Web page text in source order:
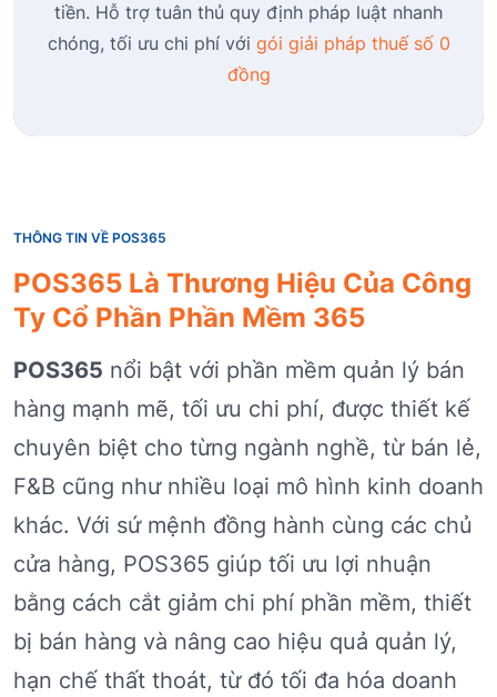
tiền. Hỗ trợ tuân thủ quy định pháp luật nhanh
chóng, tối ưu chi phí với gói giải pháp thuế số 0
đồng
THÔNG TIN VỀ POS365
POS365 Là Thương Hiệu Của Công
Ty Cổ Phần Phần Mềm 365
POS365 nổi bật với phần mềm quản lý bán
hàng mạnh mẽ, tối ưu chi phí, được thiết kế
chuyên biệt cho từng ngành nghề, từ bán lẻ,
F&B cũng như nhiều loại mô hình kinh doanh
khác. Với sứ mệnh đồng hành cùng các chủ
cửa hàng, POS365 giúp tối ưu lợi nhuận
bằng cách cắt giảm chi phí phần mềm, thiết
bị bán hàng và nâng cao hiệu quả quản lý,
hạn chế thất thoát, từ đó tối đa hóa doanh